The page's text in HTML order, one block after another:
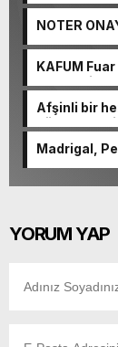
NOTER
KAFUM
Şenlendi.
Afşinli bir
güçlenerek
Madrigal,
YORUM YAP